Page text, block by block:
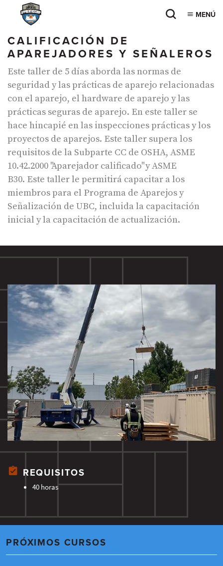
MENÚ
CALIFICACIÓN DE
APAREJADORES Y SEÑALEROS
Este taller de 5 días aborda las normas de
seguridad y las prácticas de aparejo relacionadas
con el aparejo, el hardware de aparejo y las
prácticas seguras de aparejo. En este taller se
hace hincapié en las inspecciones prácticas y los
proyectos de aparejos. Este taller supera los
requisitos de la Subparte CC de OSHA, ASME
10.42.2000 "Aparejador calificado" y ASME
B30. Este taller le permitirá capacitar a los
miembros para el Programa de Aparejos y
Señalización de UBC, incluida la capacitación
inicial y la capacitación de actualización.
REQUISITOS
40 horas
PRÓXIMOS CURSOS